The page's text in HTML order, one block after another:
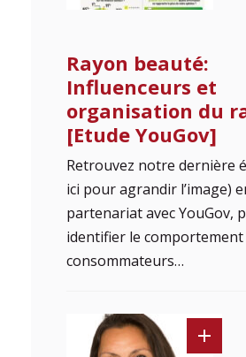
Rayon beauté:
Influenceurs et
organisation du
[Etude YouGov]
Retrouvez notre dernière
ici pour agrandir l’image)
partenariat avec YouGov,
identifier le comportement
consommateurs…